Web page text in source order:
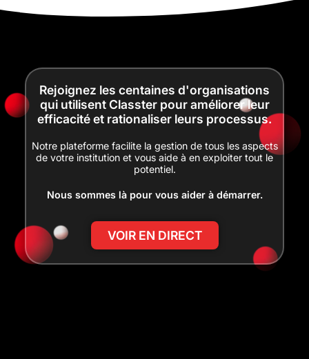
Rejoignez les centaines d'organisations
qui utilisent Classter pour améliorer leur
efficacité et rationaliser leurs processus.
Notre plateforme facilite la gestion de tous les aspects
de votre institution et vous aide à en exploiter tout le
potentiel.
Nous sommes là pour vous aider à démarrer.
VOIR EN DIRECT